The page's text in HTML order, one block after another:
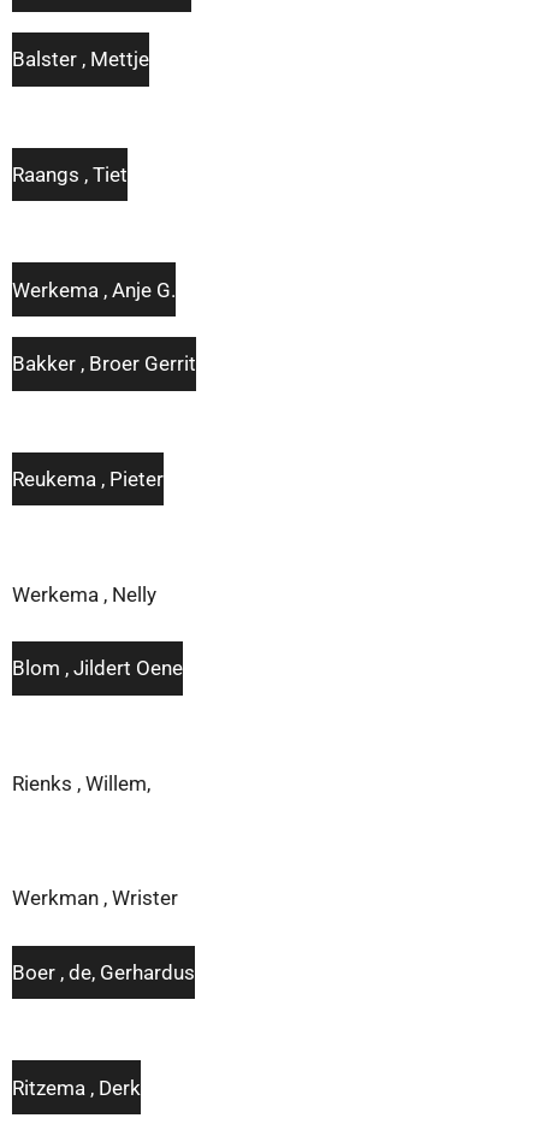
Balster , Mettje
Raangs , Tiet
Werkema , Anje G.
Bakker , Broer Gerrit
Reukema , Pieter
Werkema , Nelly
Blom , Jildert Oene
Rienks , Willem,
Werkman , Wrister
Boer , de, Gerhardus
Ritzema , Derk